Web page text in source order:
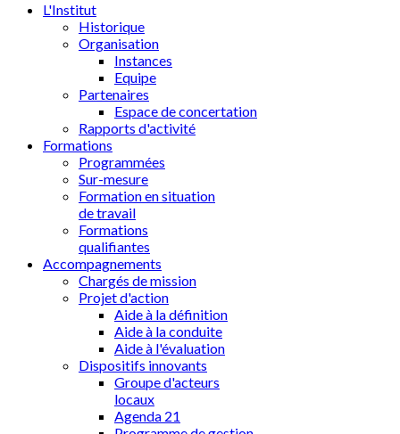
L'Institut
Historique
Organisation
Instances
Equipe
Partenaires
Espace de concertation
Rapports d'activité
Formations
Programmées
Sur-mesure
Formation en situation
de travail
Formations
qualifiantes
Accompagnements
Chargés de mission
Projet d'action
Aide à la définition
Aide à la conduite
Aide à l'évaluation
Dispositifs innovants
Groupe d'acteurs
locaux
Agenda 21